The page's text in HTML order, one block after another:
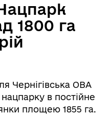
1800 га
Чернігівська ОВА
в постійне
площею 1855 га.